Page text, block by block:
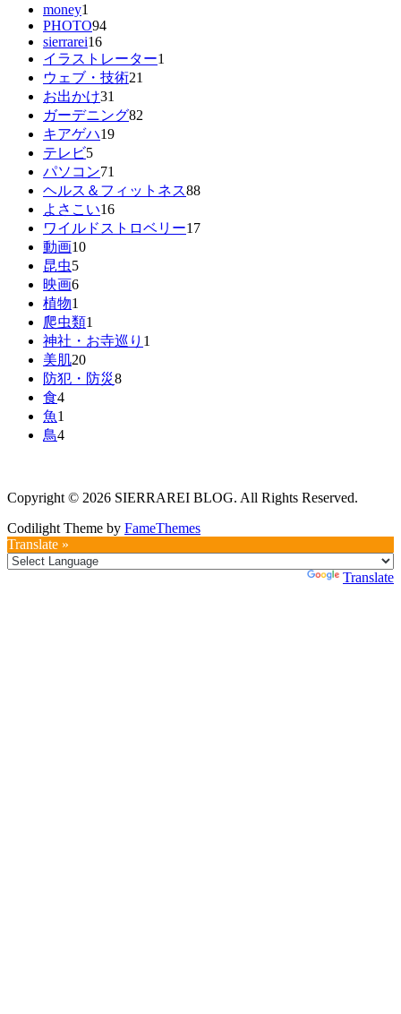
money1
PHOTO94
sierrarei16
イラストレーター1
ウェブ・技術21
お出かけ31
ガーデニング82
キアゲハ19
テレビ5
パソコン71
ヘルス＆フィットネス88
よさこい16
ワイルドストロベリー17
動画10
昆虫5
映画6
植物1
爬虫類1
神社・お寺巡り 1
美肌20
防犯・防災8
食4
魚1
鳥4
Copyright © 2026 SIERRAREI BLOG. All Rights Reserved.
Codilight Theme by FameThemes
Translate »
Translate